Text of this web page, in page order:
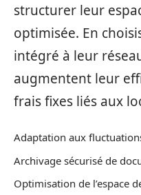
structurer leur
optimisée. En
intégré à leur
augmentent leur
frais fixes liés aux
Adaptation aux
Archivage sécurisé de
Optimisation de l’espace